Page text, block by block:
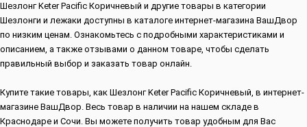
Шезлонг Keter Pacific Коричневый и другие товары в категории
Шезлонги и лежаки доступны в каталоге интернет-магазина ВашДвор
по низким ценам. Ознакомьтесь с подробными характеристиками и
описанием, а также отзывами о данном товаре, чтобы сделать
правильный выбор и заказать товар онлайн.
Купите такие товары, как Шезлонг Keter Pacific Коричневый, в интернет-
магазине ВашДвор. Весь товар в наличии на нашем складе в
Краснодаре и Сочи. Вы можете получить товар удобным для Вас